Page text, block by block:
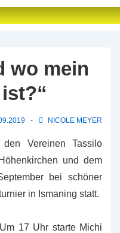
wo mein
NICOLE MEYER
Vereinen Tassilo
und dem
bei schöner
in Ismaning statt.
Um 17 Uhr starte Michi